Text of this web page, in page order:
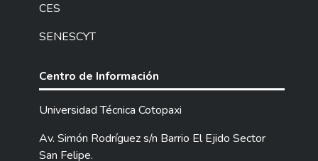
CES
SENESCYT
Centro de Información
Universidad Técnica Cotopaxi
Av. Simón Rodríguez s/n Barrio El Ejido Sector
San Felipe.